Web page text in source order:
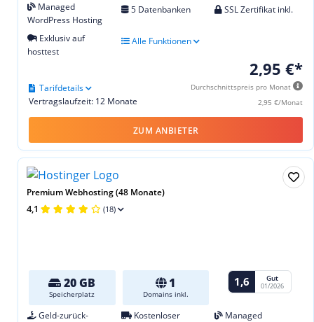
Managed
WordPress Hosting
5 Datenbanken SSL Zertifikat inkl.
Exklusiv auf
hosttest
Alle Funktionen
2,95 €*
Durchschnittspreis pro Monat
2,95 €/Monat
Vertragslaufzeit: 12 Monate
Tarifdetails
ZUM ANBIETER
Premium Webhosting (48 Monate)
4,1 (18)
20 GB
Speicherplatz
1
Domains inkl.
1,6 Gut
01/2026
Geld-zurück-
Kostenloser
Managed